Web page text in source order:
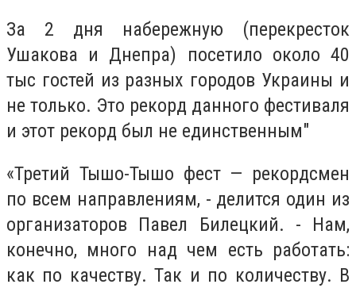
За 2 дня набережную (перекресток
Ушакова и Днепра) посетило около 40
тыс гостей из разных городов Украины и
не только. Это рекорд данного фестиваля
и этот рекорд был не единственным"
«Третий Тышо-Тышо фест — рекордсмен
по всем направлениям, - делится один из
организаторов Павел Билецкий. - Нам,
конечно, много над чем есть работать:
как по качеству. Так и по количеству. В